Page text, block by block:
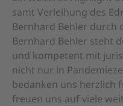
samt Verleihung des
Bernhard Behler durch
Bernhard Behler steht
und kompetent mit
nicht nur in
bedanken uns herzlich
freuen uns auf viele